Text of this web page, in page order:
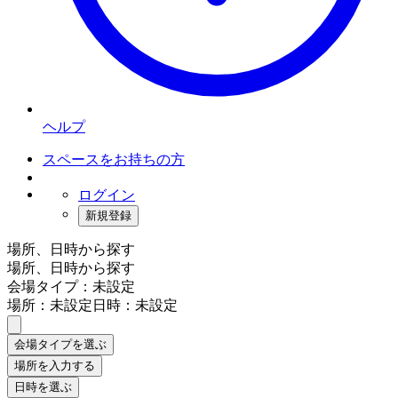
ヘルプ
スペースをお持ちの方
ログイン
新規登録
場所、日時から探す
場所、日時から探す
会場タイプ：未設定
場所：未設定日時：未設定
会場タイプを選ぶ
場所を入力する
日時を選ぶ